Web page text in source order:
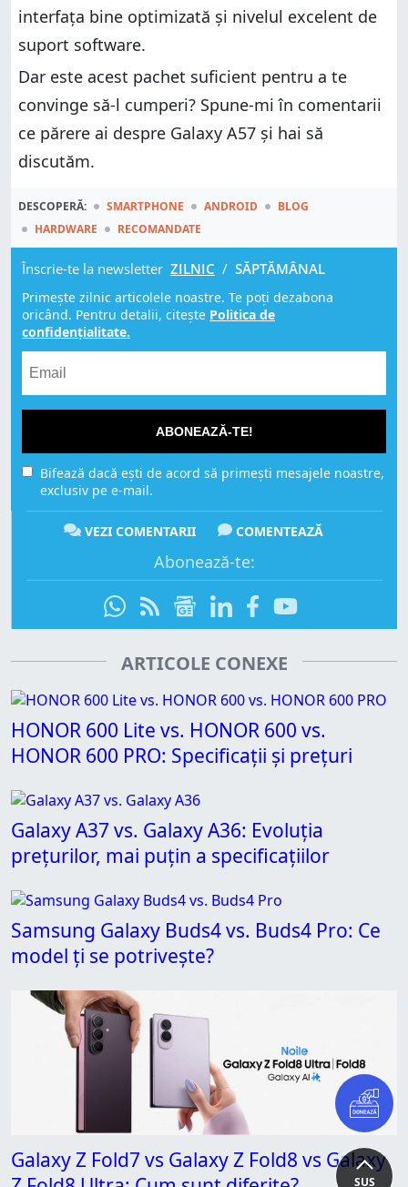
SUS
interfața bine optimizată și nivelul excelent de
suport software.
Dar este acest pachet suficient pentru a te
convinge să-l cumperi? Spune-mi în comentarii
ce părere ai despre Galaxy A57 și hai să
discutăm.
DESCOPERĂ: SMARTPHONE ANDROID
BLOG
HARDWARE
RECOMANDATE
Înscrie-te la newsletter ZILNIC / SĂPTĂMÂNAL
Primește zilnic articolele noastre. Te poți dezabona
oricând. Pentru detalii, citește Politica de
confidențialitate.
ABONEAZĂ-TE!
Bifează dacă ești de acord să primești mesajele noastre,
exclusiv pe e-mail.
VEZI COMENTARII COMENTEAZĂ
Abonează-te:
ARTICOLE CONEXE
HONOR 600 Lite vs. HONOR 600 vs.
HONOR 600 PRO: Specificații și prețuri
Galaxy A37 vs. Galaxy A36: Evoluția
prețurilor, mai puțin a specificațiilor
Samsung Galaxy Buds4 vs. Buds4 Pro: Ce
model ți se potrivește?
Galaxy Z Fold7 vs Galaxy Z Fold8 vs Galaxy